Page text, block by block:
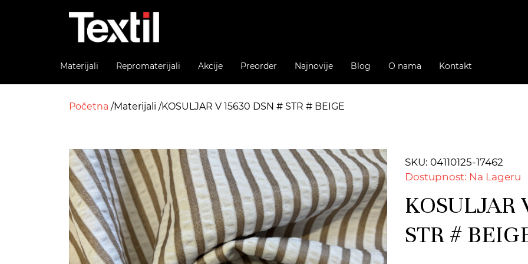
Materijali Repromaterijali Akcije Preorder Najnovije Blog O nama Kontakt
Početna Materijali KOSULJAR V 15630 DSN # STR # BEIGE
SKU: 04110125-17462
Dostupnost: Na Lageru
KOSULJAR
STR #